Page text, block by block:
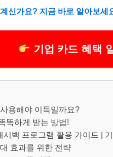
신가요? 지금 바로 알아보세
기업 카드 혜택
용해야 이득일까요?
똑하게 받는 방법!
백 프로그램 활용 가이드 |
효과를 위한 전략